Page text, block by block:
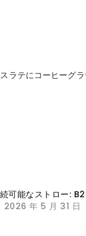
可能なストロー:
2026 年 5 月 31 日